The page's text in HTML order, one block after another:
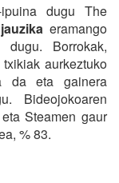
ipuina dugu The
eramango
dugu. Borrokak,
aurkeztuko
da eta gainera
Bideojokoaren
Steamen gaur
% 83.